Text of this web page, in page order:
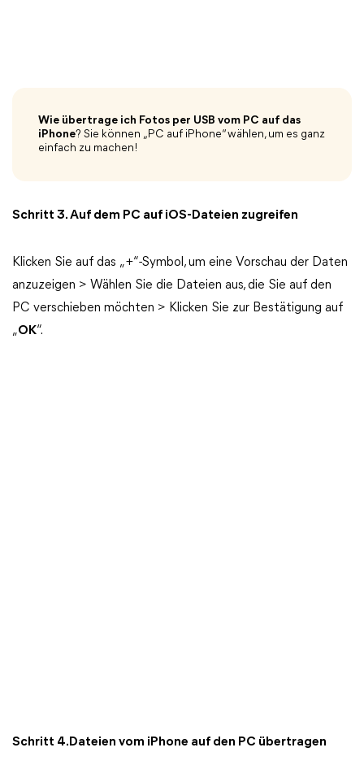
Wie übertrage ich Fotos per USB vom PC auf das
iPhone? Sie können „PC auf iPhone“ wählen, um es ganz
einfach zu machen!
Schritt 3. Auf dem PC auf iOS-Dateien zugreifen
Klicken Sie auf das „+“-Symbol, um eine Vorschau der Daten
anzuzeigen > Wählen Sie die Dateien aus, die Sie auf den
PC verschieben möchten > Klicken Sie zur Bestätigung auf
„OK“.
Schritt 4.Dateien vom iPhone auf den PC übertragen